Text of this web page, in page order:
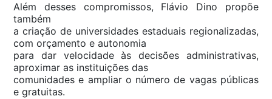
Além desses compromissos, Flávio Dino propõe
também
a criação de universidades estaduais regionalizadas,
com orçamento e autonomia
para dar velocidade às decisões administrativas,
aproximar as instituições das
comunidades e ampliar o número de vagas públicas
e gratuitas.